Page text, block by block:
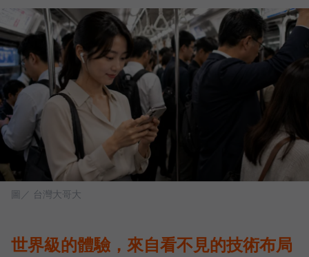
圖／ 台灣大哥大
世界級的體驗，來自看不見的技術布局